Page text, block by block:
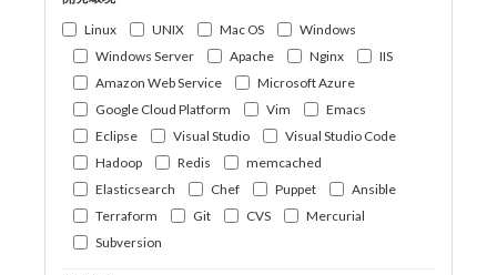
Linux
UNIX Mac OS
Windows
Windows Server
Apache Nginx
IIS
Amazon Web Service
Microsoft Azure
Google Cloud Platform
Vim
Emacs
Eclipse
Visual Studio
Visual Studio Code
Hadoop
Redis
memcached
Elasticsearch
Chef Puppet
Ansible
Terraform
Git CVS
Mercurial
Subversion